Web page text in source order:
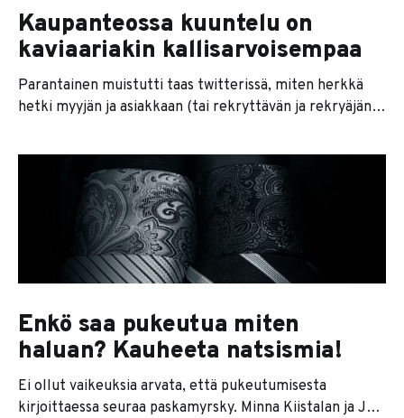
Kaupanteossa kuuntelu on
kaviaariakin kallisarvoisempaa
Parantainen muistutti taas twitterissä, miten herkkä
hetki myyjän ja asiakkaan (tai rekryttävän ja rekryäjän)
"Kun seuraava ihminen, eli palkkaava päällikkö,
haastatteli Niklassonia, hän kysyi kesken kaiken, miksei
Niklasson kirjoita muistiinpanoja." Pomon mielestä N ei
vaikuttanut tarpeeksi kiinnostuneelta. N heitti
Enkö saa pukeutua miten
haluan? Kauheeta natsismia!
Ei ollut vaikeuksia arvata, että pukeutumisesta
kirjoittaessa seuraa paskamyrsky. Minna Kiistalan ja Jani